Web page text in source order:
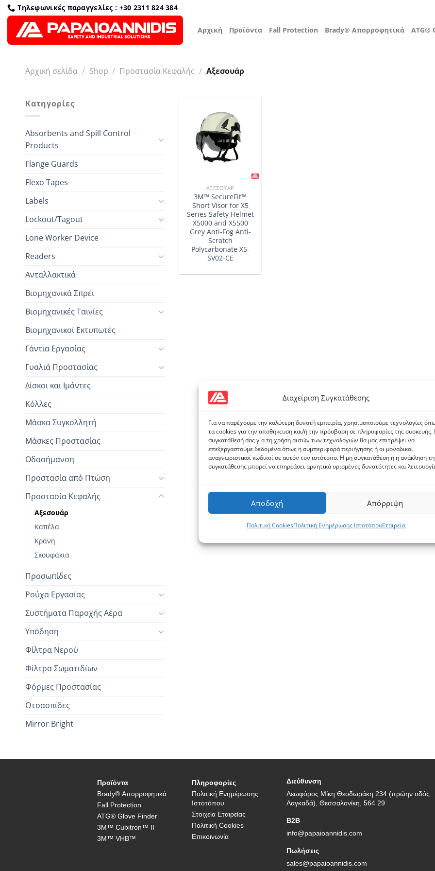
Διαχείριση Συγκατάθεσης
Για να παρέχουμε την καλύτερη δυνατή εμπειρία, χρησιμοποιούμε τεχνολογίες
τα cookies για την αποθήκευση και/ή την πρόσβαση σε πληροφορίες της συσκευής.
συγκατάθεσή σας για τη χρήση αυτών των τεχνολογιών θα μας επιτρέψει να
επεξεργαστούμε δεδομένα όπως η συμπεριφορά περιήγησης ή οι μοναδικοί
αναγνωριστικοί κωδικοί σε αυτόν τον ιστότοπο. Η μη συγκατάθεση ή η ανάκληση
συγκατάθεσης μπορεί να επηρεάσει αρνητικά ορισμένες δυνατότητες και
Αποδοχή Απόρριψη
Πολιτική CookiesΠολιτική Ενημέρωσης ΙστοτόπουΕταιρεία
Μετάβαση
στο
περιεχόμενο
Τηλεφωνικές παραγγελίες : +30 2311 824 384
Αρχική Προϊόντα Fall Protection Brady® Απορροφητικά ATG®
Αρχική σελίδα / Shop / Προστασία Κεφαλής / Αξεσουάρ
Κατηγορίες
Absorbents and Spill Control
Products
Flange Guards
Flexo Tapes
Labels
Lockout/Tagout
Lone Worker Device
Readers
Ανταλλακτικά
Βιομηχανικά Σπρέι
Βιομηχανικές Ταινίες
Βιομηχανικοί Εκτυπωτές
Γάντια Εργασίας
Γυαλιά Προστασίας
Δίσκοι και Ιμάντες
Κόλλες
Μάσκα Συγκολλητή
Μάσκες Προστασίας
Οδοσήμανση
Προστασία από Πτώση
Προστασία Κεφαλής
Αξεσουάρ
Καπέλα
Κράνη
Σκουφάκια
Προσωπίδες
Ρούχα Εργασίας
Συστήματα Παροχής Αέρα
Υπόδηση
Φίλτρα Νερού
Φίλτρα Σωματιδίων
Φόρμες Προστασίας
Ωτοασπίδες
Mirror Bright
ΑΞΕΣΟΥΆΡ
3M™ SecureFit™
Short Visor for X5
Series Safety Helmet
X5000 and X5500
Grey Anti-Fog Anti-
Scratch
Polycarbonate X5-
SV02-CE
Προϊόντα
Brady® Απορροφητικά
Fall Protection
ATG® Glove Finder
3M™ Cubitron™ II
3M™ VHB™
Πληροφορίες
Πολιτική Ενημέρωσης
Ιστοτόπου
Στοιχεία Εταιρείας
Πολιτική Cookies
Επικοινωνία
Διεύθυνση
Λεωφόρος Μίκη Θεοδωράκη 234 (πρώην οδός
Λαγκαδά), Θεσσαλονίκη, 564 29
B2B
info@papaioannidis.com
Πωλήσεις
sales@papaioannidis.com